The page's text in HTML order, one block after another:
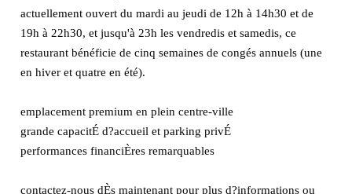
actuellement ouvert du mardi au jeudi de 12h à 14h30 et de
19h à 22h30, et jusqu'à 23h les vendredis et samedis, ce
restaurant bénéficie de cinq semaines de congés annuels (une
en hiver et quatre en été).
emplacement premium en plein centre-ville
grande capacitÉ d?accueil et parking privÉ
performances financiÈres remarquables
contactez-nous dÈs maintenant pour plus d?informations ou